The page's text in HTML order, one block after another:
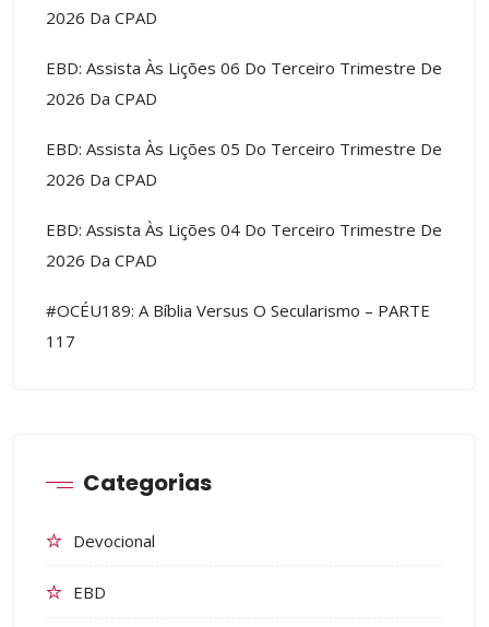
2026 Da CPAD
EBD: Assista Às Lições 06 Do Terceiro Trimestre De
2026 Da CPAD
EBD: Assista Às Lições 05 Do Terceiro Trimestre De
2026 Da CPAD
EBD: Assista Às Lições 04 Do Terceiro Trimestre De
2026 Da CPAD
#OCÉU189: A Bíblia Versus O Secularismo – PARTE
117
Categorias
Devocional
EBD